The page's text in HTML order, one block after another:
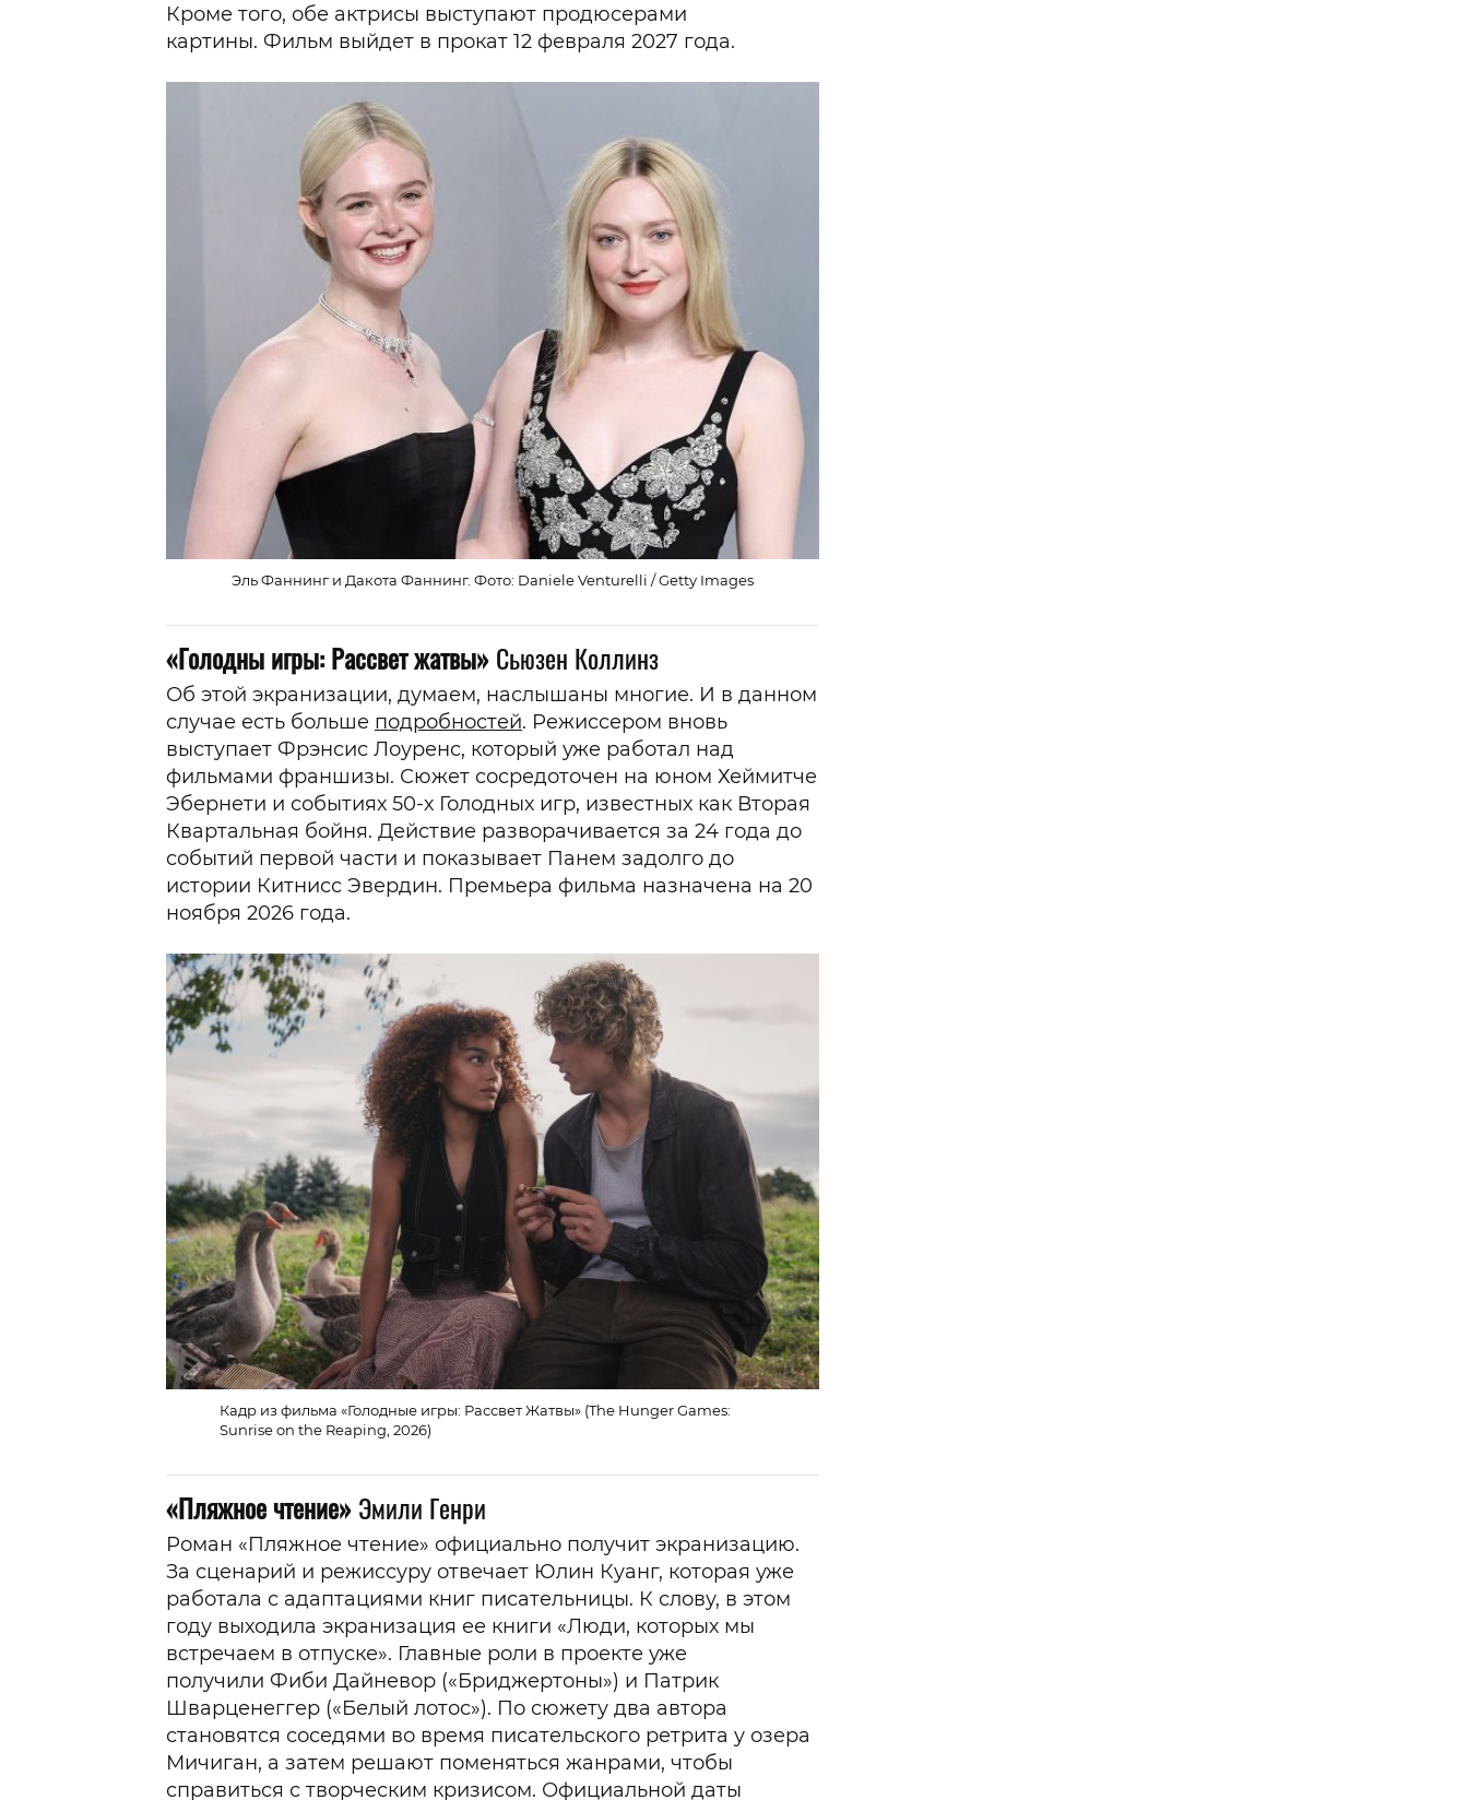
Кроме того, обе актрисы выступают продюсерами
картины. Фильм выйдет в прокат 12 февраля 2027 года.
Эль Фаннинг и Дакота Фаннинг. Фото: Daniele Venturelli / Getty Images
«Голодны игры: Рассвет жатвы»Сьюзен Коллинз
Об этой экранизации, думаем, наслышаны многие. И в данном
случае есть больше подробностей. Режиссером вновь
выступает Фрэнсис Лоуренс, который уже работал над
фильмами франшизы. Сюжет сосредоточен на юном Хеймитче
Эбернети и событиях 50-х Голодных игр, известных как Вторая
Квартальная бойня. Действие разворачивается за 24 года до
событий первой части и показывает Панем задолго до
истории Китнисс Эвердин. Премьера фильма назначена на 20
ноября 2026 года.
Кадр из фильма «Голодные игры: Рассвет Жатвы» (The Hunger Games:
Sunrise on the Reaping, 2026)
«Пляжное чтение»Эмили Генри
Роман «Пляжное чтение» официально получит экранизацию.
За сценарий и режиссуру отвечает Юлин Куанг, которая уже
работала с адаптациями книг писательницы. К слову, в этом
году выходила экранизация ее книги «Люди, которых мы
встречаем в отпуске». Главные роли в проекте уже
получили Фиби Дайневор («Бриджертоны») и Патрик
Шварценеггер («Белый лотос»). По сюжету два автора
становятся соседями во время писательского ретрита у озера
Мичиган, а затем решают поменяться жанрами, чтобы
справиться с творческим кризисом. Официальной даты